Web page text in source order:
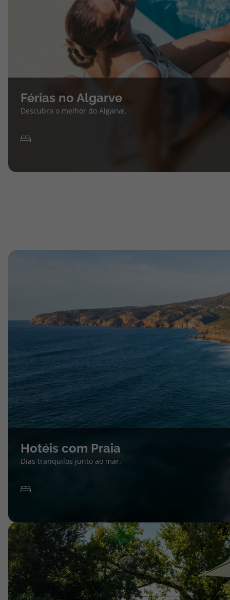
Férias no Algarve
Descubra o melhor do Algarve.
Hotéis com Praia
Dias tranquilos junto ao mar.